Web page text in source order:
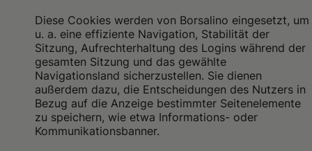
Diese Cookies werden von Borsalino eingesetzt, um
u. a. eine effiziente Navigation, Stabilität der
Sitzung, Aufrechterhaltung des Logins während der
gesamten Sitzung und das gewählte
Navigationsland sicherzustellen. Sie dienen
außerdem dazu, die Entscheidungen des Nutzers in
Bezug auf die Anzeige bestimmter Seitenelemente
zu speichern, wie etwa Informations- oder
Kommunikationsbanner.